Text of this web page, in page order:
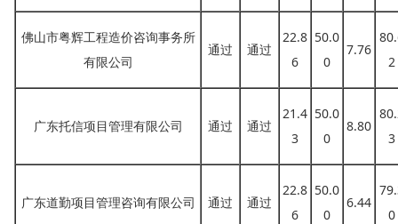
佛山市粤辉工程造价咨询事务所
有限公司
通过 通过
22.8
6
50.0
0
7.76
2
广东托信项目管理有限公司 通过 通过
21.4
3
50.0
0
8.80
3
广东道勤项目管理咨询有限公司 通过 通过
22.8
6
50.0
0
6.44
0